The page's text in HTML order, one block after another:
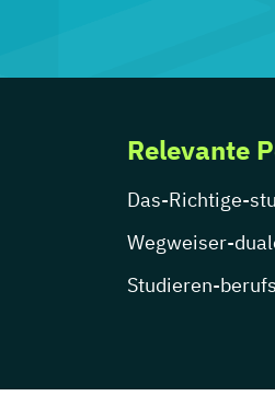
Relevante
Das-Richtige-
Wegweiser-
Studieren-